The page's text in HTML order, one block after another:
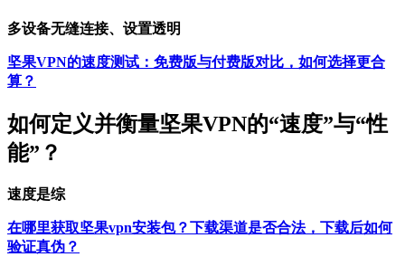
多设备无缝连接、设置透明
坚果VPN的速度测试：免费版与付费版对比，如何选择更合
算？
如何定义并衡量坚果VPN的“速度”与“性
能”？
速度是综
在哪里获取坚果vpn安装包？下载渠道是否合法，下载后如何
验证真伪？